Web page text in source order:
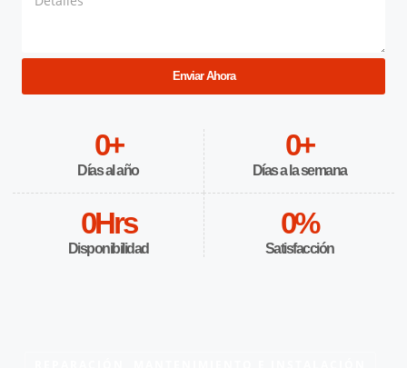
Enviar Ahora
Días al año
0+
Días a la semana
0+
Disponibilidad
0Hrs
Satisfacción
0%